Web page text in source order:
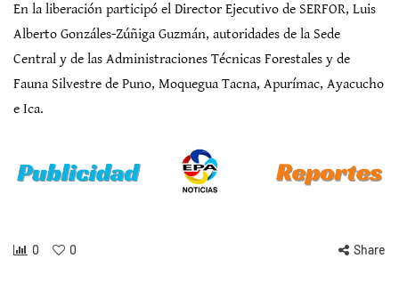
En la liberación participó el Director Ejecutivo de SERFOR, Luis
Alberto Gonzáles-Zúñiga Guzmán, autoridades de la Sede
Central y de las Administraciones Técnicas Forestales y de
Fauna Silvestre de Puno, Moquegua Tacna, Apurímac, Ayacucho
e Ica.
0 0 Share